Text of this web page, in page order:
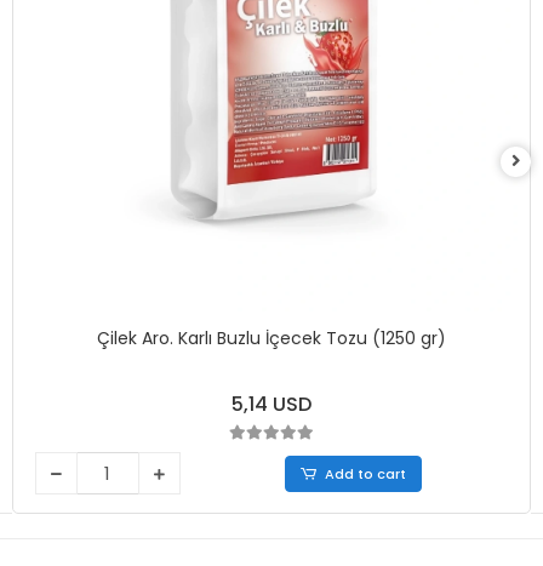
Çilek Aro. Karlı Buzlu İçecek Tozu (1250 gr)
5,14 USD
Add to cart